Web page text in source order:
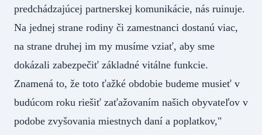
predchádzajúcej partnerskej komunikácie, nás ruinuje.
Na jednej strane rodiny či zamestnanci dostanú viac,
na strane druhej im my musíme vziať, aby sme
dokázali zabezpečiť základné vitálne funkcie.
Znamená to, že toto ťažké obdobie budeme musieť v
budúcom roku riešiť zaťažovaním našich obyvateľov v
podobe zvyšovania miestnych daní a poplatkov,"